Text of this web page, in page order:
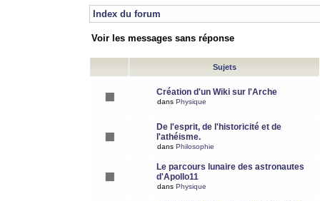
Index du forum
Voir les messages sans réponse
Sujets
Création d'un Wiki sur l'Arche
dans Physique
De l'esprit, de l'historicité et de
l'athéisme.
dans Philosophie
Le parcours lunaire des astronautes
d'Apollo11
dans Physique